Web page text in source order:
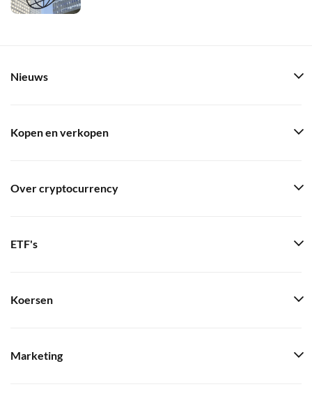
Nieuws
Kopen en verkopen
Over cryptocurrency
ETF's
Koersen
Marketing